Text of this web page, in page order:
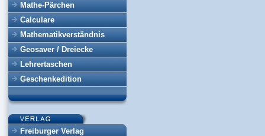
Mathe-Pärchen
Calculare
Mathematikverständnis
Geosaver / Dreiecke
Lehrertaschen
Geschenkedition
Freiburger Verlag